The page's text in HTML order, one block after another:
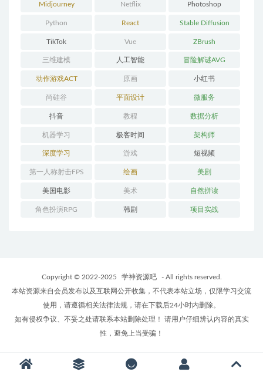
Midjourney Netflix Photoshop
Python React Stable Diffusion
TikTok Vue ZBrush
三维建模 人工智能 冒险解谜AVG
动作游戏ACT 原画 小红书
尚硅谷 平面设计 微服务
抖音 教程 数据分析
机器学习 极客时间 架构师
深度学习 游戏 短视频
第一人称射击FPS 绘画 美剧
美国电影 美术 自然拼读
角色扮演RPG 韩剧 项目实战
Copyright © 2022-2025 学神资源吧
- All rights reserved.
本站资源来自会员发布以及互联网公开收集，不代表本站立场，仅限学习交流
使用，请遵循相关法律法规，请在下载后24小时内删除。
如有侵权争议、不妥之处请联系本站删除处理！ 请用户仔细辨认内容的真实
性，避免上当受骗！